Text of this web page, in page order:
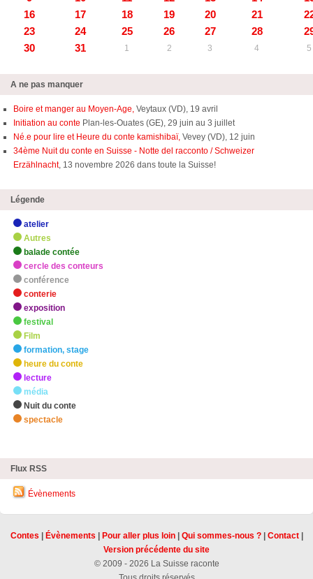
16
17 18 19 20 21
23
24 25 26 27 28
30
31 1 2 3 4 5
A ne pas manquer
Boire et manger au Moyen-Age, Veytaux (VD), 19 avril
Initiation au conte Plan-les-Ouates (GE), 29 juin au 3 juillet
Né.e pour lire et Heure du conte kamishibaï, Vevey (VD), 12 juin
34ème Nuit du conte en Suisse - Notte del racconto / Schweizer
Erzählnacht, 13 novembre 2026 dans toute la Suisse!
Légende
atelier
Autres
balade contée
cercle des conteurs
conférence
conterie
exposition
festival
Film
formation, stage
heure du conte
lecture
média
Nuit du conte
spectacle
Flux RSS
Évènements
Contes Évènements Pour aller plus loin| Qui sommes-nous ?| Contact|
Version précédente du site
© 2009 - 2026 La Suisse raconte